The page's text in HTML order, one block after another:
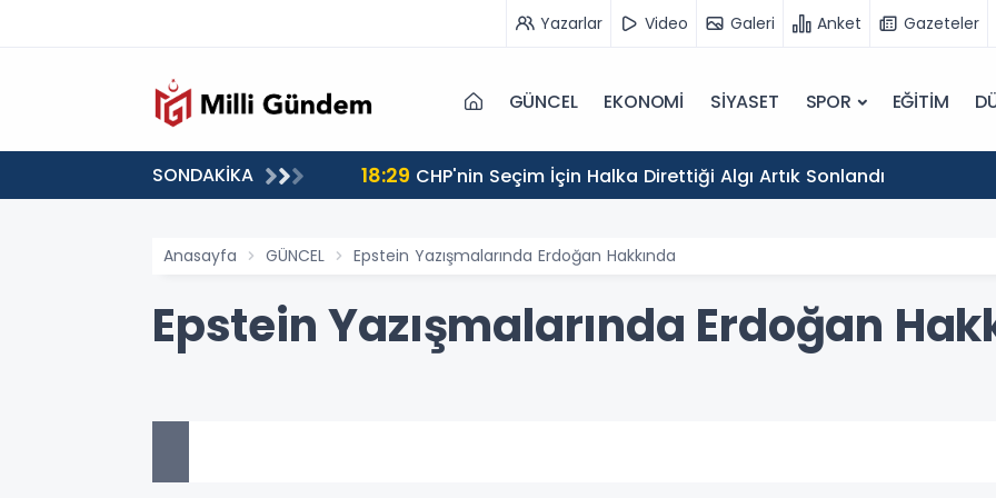
Yazarlar Video Galeri Anket Gazeteler
GÜNCEL EKONOMİ SİYASET SPOR EĞİTİM
SONDAKİKA 18:29 CHP'nin Seçim İçin Halka Direttiği Algı Artık Sonlandı
Anasayfa GÜNCEL Epstein Yazışmalarında Erdoğan Hakkında
Epstein Yazışmalarında Erdoğan